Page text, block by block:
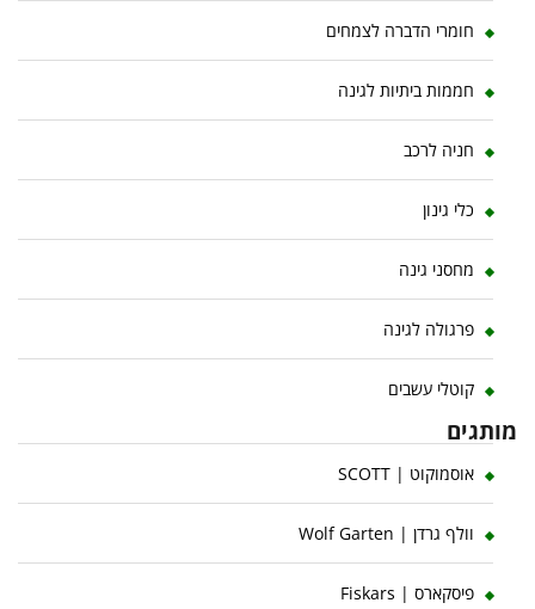
חומרי הדברה לצמחים
חממות ביתיות לגינה
חניה לרכב
כלי גינון
מחסני גינה
פרגולה לגינה
קוטלי עשבים
מותגים
אוסמוקוט | SCOTT
וולף גרדן | Wolf Garten
פיסקארס | Fiskars